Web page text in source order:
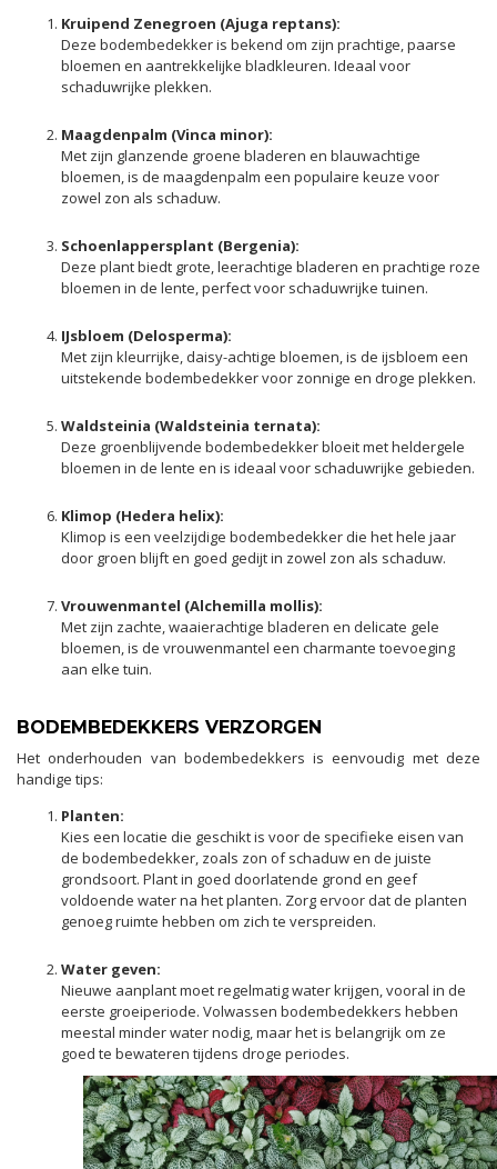
Kruipend Zenegroen (Ajuga reptans):
Deze bodembedekker is bekend om zijn prachtige, paarse
bloemen en aantrekkelijke bladkleuren. Ideaal voor
schaduwrijke plekken.
Maagdenpalm (Vinca minor):
Met zijn glanzende groene bladeren en blauwachtige
bloemen, is de maagdenpalm een populaire keuze voor
zowel zon als schaduw.
Schoenlappersplant (Bergenia):
Deze plant biedt grote, leerachtige bladeren en prachtige roze
bloemen in de lente, perfect voor schaduwrijke tuinen.
IJsbloem (Delosperma):
Met zijn kleurrijke, daisy-achtige bloemen, is de ijsbloem een
uitstekende bodembedekker voor zonnige en droge plekken.
Waldsteinia (Waldsteinia ternata):
Deze groenblijvende bodembedekker bloeit met heldergele
bloemen in de lente en is ideaal voor schaduwrijke gebieden.
Klimop (Hedera helix):
Klimop is een veelzijdige bodembedekker die het hele jaar
door groen blijft en goed gedijt in zowel zon als schaduw.
Vrouwenmantel (Alchemilla mollis):
Met zijn zachte, waaierachtige bladeren en delicate gele
bloemen, is de vrouwenmantel een charmante toevoeging
aan elke tuin.
BODEMBEDEKKERS VERZORGEN
Het onderhouden van bodembedekkers is eenvoudig met deze
handige tips:
Planten:
Kies een locatie die geschikt is voor de specifieke eisen van
de bodembedekker, zoals zon of schaduw en de juiste
grondsoort. Plant in goed doorlatende grond en geef
voldoende water na het planten. Zorg ervoor dat de planten
genoeg ruimte hebben om zich te verspreiden.
Water geven:
Nieuwe aanplant moet regelmatig water krijgen, vooral in de
eerste groeiperiode. Volwassen bodembedekkers hebben
meestal minder water nodig, maar het is belangrijk om ze
goed te bewateren tijdens droge periodes.